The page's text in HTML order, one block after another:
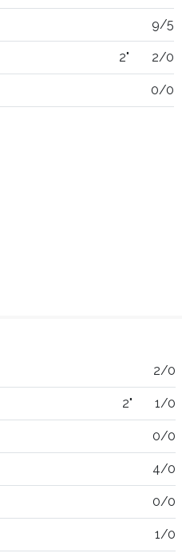
9/5
2" 2/0
0/0
2/0
2" 1/0
0/0
4/0
0/0
1/0